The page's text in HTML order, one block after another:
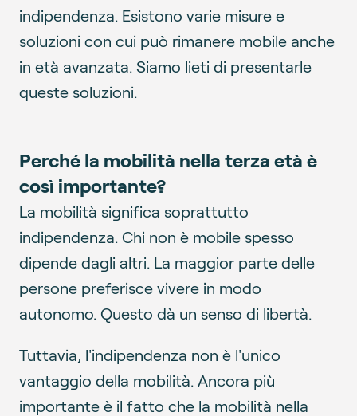
indipendenza. Esistono varie misure e
soluzioni con cui può rimanere mobile anche
in età avanzata. Siamo lieti di presentarle
queste soluzioni.
Perché la mobilità nella terza età è
così importante?
La mobilità significa soprattutto
indipendenza. Chi non è mobile spesso
dipende dagli altri. La maggior parte delle
persone preferisce vivere in modo
autonomo. Questo dà un senso di libertà.
Tuttavia, l'indipendenza non è l'unico
vantaggio della mobilità. Ancora più
importante è il fatto che la mobilità nella